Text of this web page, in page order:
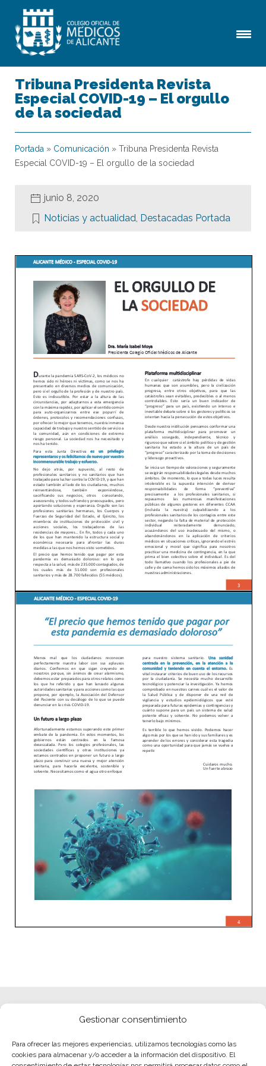
Gestionar consentimiento
Para ofrecer las mejores experiencias, utilizamos tecnologías como las
cookies para almacenar y/o acceder a la información del dispositivo. El
Tribuna Presidenta Revista
Especial COVID-19 – El orgullo
de la sociedad
Portada » Comunicación » Tribuna Presidenta Revista
Especial COVID-19 – El orgullo de la sociedad
junio 8, 2020
Noticias y actualidad, Destacadas Portada